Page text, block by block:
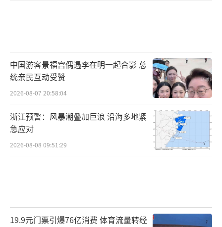
中国游客景福宫偶遇李在明一起合影 总
统亲民互动受赞
2026-08-07 20:58:04
浙江预警：风暴潮叠加巨浪 沿海多地紧
急应对
2026-08-08 09:51:29
19.9元门票引爆76亿消费 体育流量转经